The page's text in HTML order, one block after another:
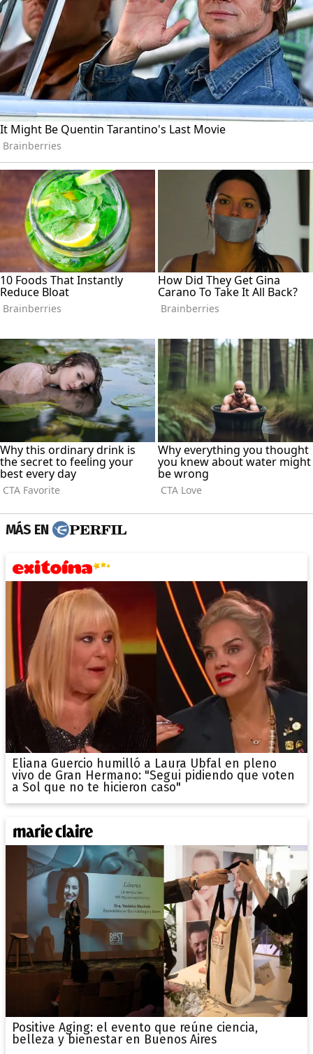
MÁS EN
Eliana Guercio humilló a Laura Ubfal en pleno
vivo de Gran Hermano: "Segui pidiendo que voten
a Sol que no te hicieron caso"
Positive Aging: el evento que reúne ciencia,
belleza y bienestar en Buenos Aires